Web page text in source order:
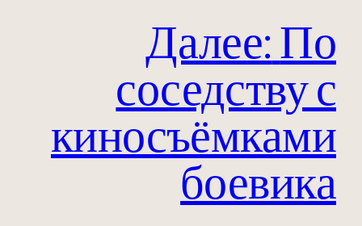
Далее:По
соседству с
киносъёмками
боевика